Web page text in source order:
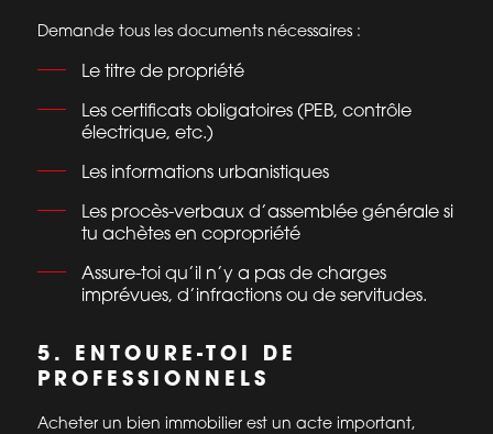
Demande tous les documents nécessaires :
Le titre de propriété
Les certificats obligatoires (PEB, contrôle
électrique, etc.)
Les informations urbanistiques
Les procès-verbaux d’assemblée générale si
tu achètes en copropriété
Assure-toi qu’il n’y a pas de charges
imprévues, d’infractions ou de servitudes.
5. ENTOURE-TOI DE
PROFESSIONNELS
Acheter un bien immobilier est un acte important,